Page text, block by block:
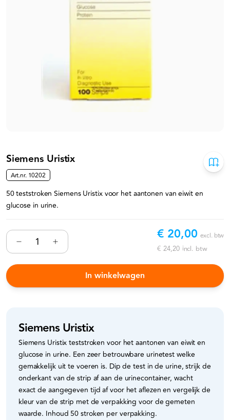
Siemens Uristix
Art.nr. 10202
50 teststroken Siemens Uristix voor het aantonen van eiwit en
glucose in urine.
€ 20,00 excl. btw
€ 24,20 incl. btw
In winkelwagen
Siemens Uristix
Siemens Uristix teststroken voor het aantonen van eiwit en
glucose in urine. Een zeer betrouwbare urinetest welke
gemakkelijk uit te voeren is. Dip de test in de urine, strijk de
onderkant van de strip af aan de urinecontainer, wacht
exact de aangegeven tijd af voor het aflezen en vergelijk de
kleur van de strip met de verpakking voor de gemeten
waarde. Inhoud 50 stroken per verpakking.